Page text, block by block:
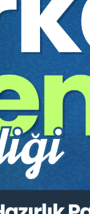
Tür: E-kitap
Olsaydı Fiyatı:
Sepete Ekle